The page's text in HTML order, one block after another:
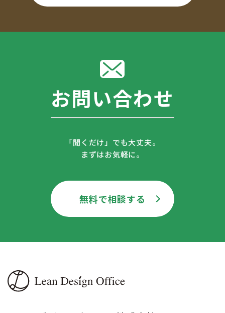
お問い合わせ
「聞くだけ」でも大丈夫。
まずはお気軽に。
無料で相談する